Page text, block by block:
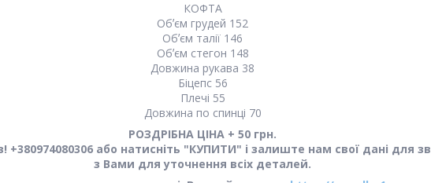
КОФТА
Обʼєм грудей 152
Обʼєм талії 146
Обʼєм стегон 148
Довжина рукава 38
Біцепс 56
Плечі 55
Довжина по спинці 70
РОЗДРІБНА ЦІНА + 50 грн.
або натисніть "КУПИТИ" і залиште нам свої дані для
з Вами для уточнення всіх деталей.